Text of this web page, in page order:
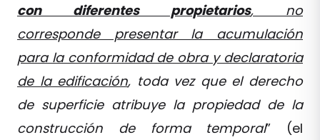
con diferentes propietarios, no
corresponde presentar la acumulación
para la conformidad de obra y declaratoria
de la edificación, toda vez que el derecho
de superficie atribuye la propiedad de la
construcción de forma temporal” (el